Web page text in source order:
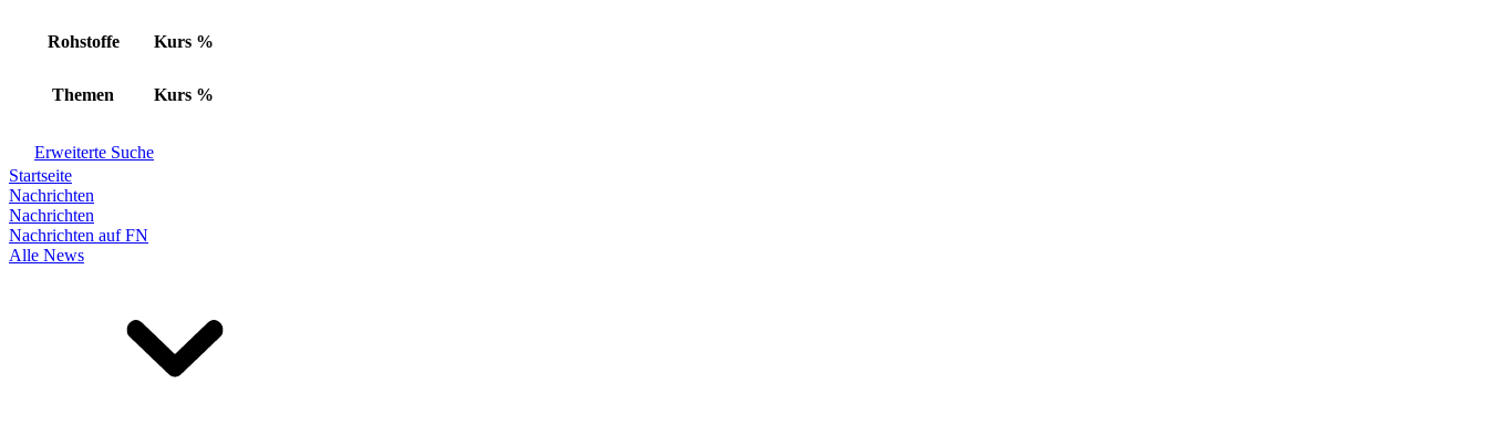
Rohstoffe Kurs %
Themen Kurs %
Erweiterte Suche
Startseite
Nachrichten
Nachrichten
Nachrichten auf FN
Alle News